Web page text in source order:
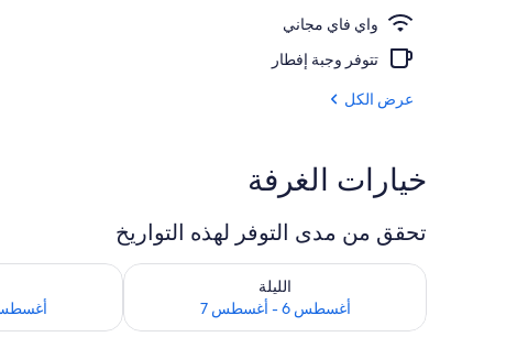
واي فاي مجاني
تتوفر وجبة إفطار
عرض الكل
خيارات الغرفة
تحقق من مدى التوفر لهذه التواريخ
الليلة
أغسطس 6 - أغسطس 7
تحقق من مدى التوفر لليلة للفترة أغسطس 6 - أغسطس 7
أغسطس 7 -
تحقق من مدى